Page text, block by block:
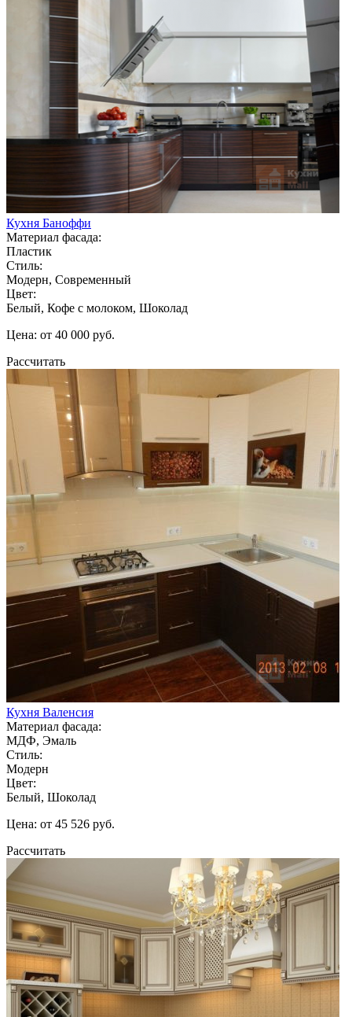
Кухня Баноффи
Материал фасада:
Пластик
Стиль:
Модерн, Современный
Цвет:
Белый, Кофе с молоком, Шоколад
Цена: от 40 000 руб.
Рассчитать
Кухня Валенсия
Материал фасада:
МДФ, Эмаль
Стиль:
Модерн
Цвет:
Белый, Шоколад
Цена: от 45 526 руб.
Рассчитать